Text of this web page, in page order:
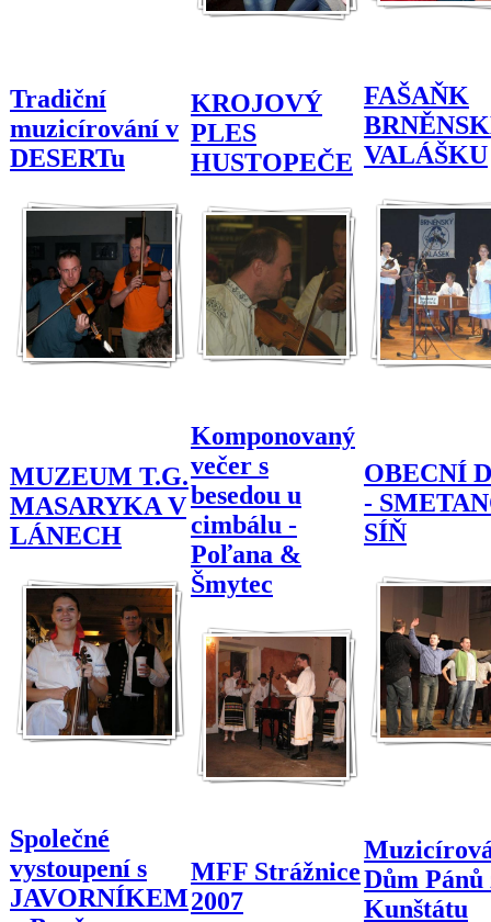
Tradiční
muzicírování v
DESERTu
KROJOVÝ
PLES
HUSTOPEČE
FAŠAŇK
VALÁŠKU
MUZEUM T.G.
MASARYKA V
LÁNECH
Komponovaný
večer s
besedou u
cimbálu -
Poľana &
Šmytec
OBECNÍ
-
SÍŇ
Společné
vystoupení s
JAVORNÍKEM
MFF Strážnice
2007
Dům Pánů
Kunštátu